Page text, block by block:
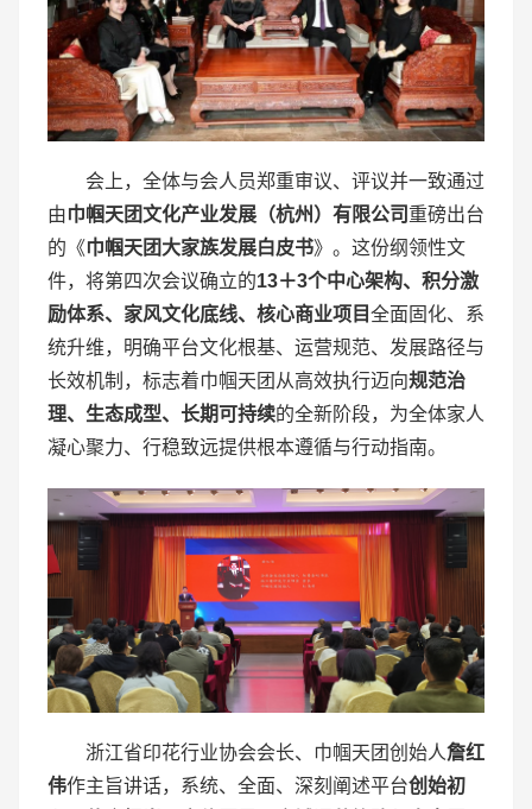
会上，全体与会人员郑重审议、评议并一致通过
由巾帼天团文化产业发展（杭州）有限公司 重磅出台
的《巾帼天团大家族发展白皮书》。这份纲领性文
件，将第四次会议确立的13＋3个中心架构、积分激
励体系、家风文化底线、核心商业项目全面固化、系
统升维，明确平台文化根基、运营规范、发展路径与
长效机制，标志着巾帼天团从高效执行迈向规范治
理、生态成型、长期可持续的全新阶段，为全体家人
凝心聚力、行稳致远提供根本遵循与行动指南。
浙江省印花行业协会会长、巾帼天团创始人詹红
伟作主旨讲话，系统、全面、深刻阐述平台创始初